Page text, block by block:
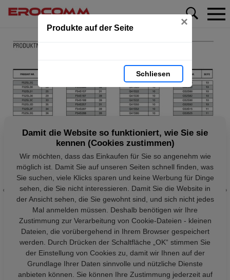
Produkte auf der Seite ×
Schliesen
Damit die Website so funktioniert, wie Sie sie
kennen (Cookies zustimmen)
Wir möchten, dass das Einkaufen für Sie so angenehm wie
möglich ist. Damit Sie auf unseren Seiten schnell finden, was
Sie suchen, viele Klicks sparen und keine Werbung für Dinge
sehen, die Sie nicht interessieren. Damit Sie die Website in
der Ansicht sehen, die Sie gewohnt sind, und sich nicht jedes
Mal anmelden müssen. Deshalb benötigen wir Ihre
Zustimmung zur Verarbeitung von Cookie-Dateien - kleinen
Dateien, die vorübergehend in Ihrem Browser gespeichert
werden. Durch Drücken der Schaltfläche „OK“ stimmen Sie
der Einstellung von Cookies zu, damit wir Ihnen auf der
Grundlage Ihrer Daten sinnvolle und nützliche Dienste
anbieten können. Sie können Ihre Zustimmung jederzeit auf